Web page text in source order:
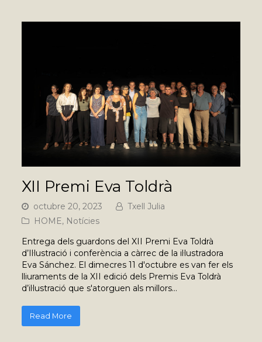
XII Premi Eva Toldrà
octubre 20, 2023
Txell Julia
HOME, Notícies
Entrega dels guardons del XII Premi Eva Toldrà
d’Il·lustració i conferència a càrrec de la il·lustradora
Eva Sánchez. El dimecres 11 d'octubre es van fer els
lliuraments de la XII edició dels Premis Eva Toldrà
d’il·lustració que s'atorguen als millors…
Read More